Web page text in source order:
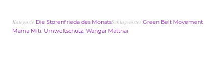
Kategorie Die Störenfrieda des MonatsSchlagwörterGreen Belt Movement,
Mama Miti, Umweltschutz, Wangar Matthai